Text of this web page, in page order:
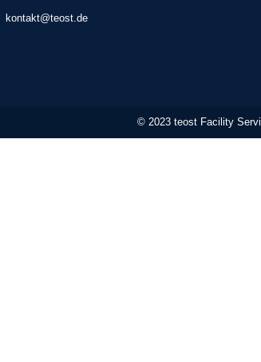
kontakt@teost.de
© 2023 teost Facility